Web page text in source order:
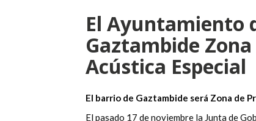
El Ayuntamiento
Gaztambide
Acústica Especial
El barrio de Gaztambide será Zona de
El pasado 17 de noviembre la Junta de